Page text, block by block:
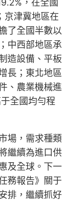
，在全國
京津冀地區在
了全國半數以
中西部地區承
造設備、平板
長；東北地區
、農業機械進
全國均勻程
場，需求種類
繼續為進口供
及全球。下一
務報告》關于
排，繼續抓好